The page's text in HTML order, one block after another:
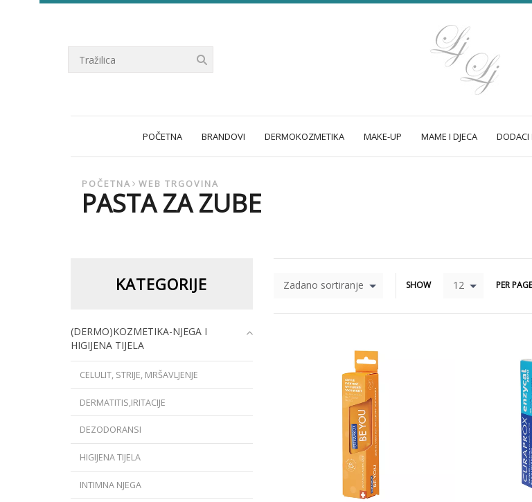
POČETNA BRANDOVI DERMOKOZMETIKA MAKE-UP MAME I DJECA DODACI
POČETNA WEB TRGOVINA
PASTA ZA ZUBE
Zadano sortiranje SHOW 12 PER PAGE
KATEGORIJE
(DERMO)KOZMETIKA-NJEGA I
HIGIJENA TIJELA
CELULIT, STRIJE, MRŠAVLJENJE
DERMATITIS,IRITACIJE
DEZODORANSI
HIGIJENA TIJELA
INTIMNA NJEGA